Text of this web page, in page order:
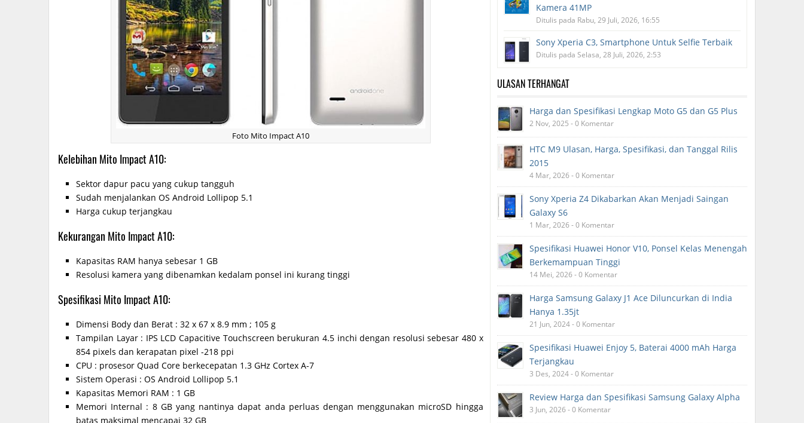
Foto Mito Impact A10
Kelebihan Mito Impact A10:
Sektor dapur pacu yang cukup tangguh
Sudah menjalankan OS Android Lollipop 5.1
Harga cukup terjangkau
Kekurangan Mito Impact A10:
Kapasitas RAM hanya sebesar 1 GB
Resolusi kamera yang dibenamkan kedalam ponsel ini kurang tinggi
Spesifikasi Mito Impact A10:
Dimensi Body dan Berat : 32 x 67 x 8.9 mm ; 105 g
Tampilan Layar : IPS LCD Capacitive Touchscreen berukuran 4.5 inchi dengan resolusi sebesar 480 x
854 pixels dan kerapatan pixel -218 ppi
CPU : prosesor Quad Core berkecepatan 1.3 GHz Cortex A-7
Sistem Operasi : OS Android Lollipop 5.1
Kapasitas Memori RAM : 1 GB
Memori Internal : 8 GB yang nantinya dapat anda perluas dengan menggunakan microSD hingga
batas maksimal mencapai 32 GB
Kamera 41MP
Ditulis pada Rabu, 29 Juli, 2026, 16:55
Sony Xperia C3, Smartphone Untuk Selfie Terbaik
Ditulis pada Selasa, 28 Juli, 2026, 2:53
ULASAN TERHANGAT
Harga dan Spesifikasi Lengkap Moto G5 dan G5 Plus
2 Nov, 2025 - 0 Komentar
HTC M9 Ulasan, Harga, Spesifikasi, dan Tanggal Rilis
2015
4 Mar, 2026 - 0 Komentar
Sony Xperia Z4 Dikabarkan Akan Menjadi Saingan
Galaxy S6
1 Mar, 2026 - 0 Komentar
Spesifikasi Huawei Honor V10, Ponsel Kelas Menengah
Berkemampuan Tinggi
14 Mei, 2026 - 0 Komentar
Harga Samsung Galaxy J1 Ace Diluncurkan di India
Hanya 1.35jt
21 Jun, 2024 - 0 Komentar
Spesifikasi Huawei Enjoy 5, Baterai 4000 mAh Harga
Terjangkau
3 Des, 2024 - 0 Komentar
Review Harga dan Spesifikasi Samsung Galaxy Alpha
3 Jun, 2026 - 0 Komentar